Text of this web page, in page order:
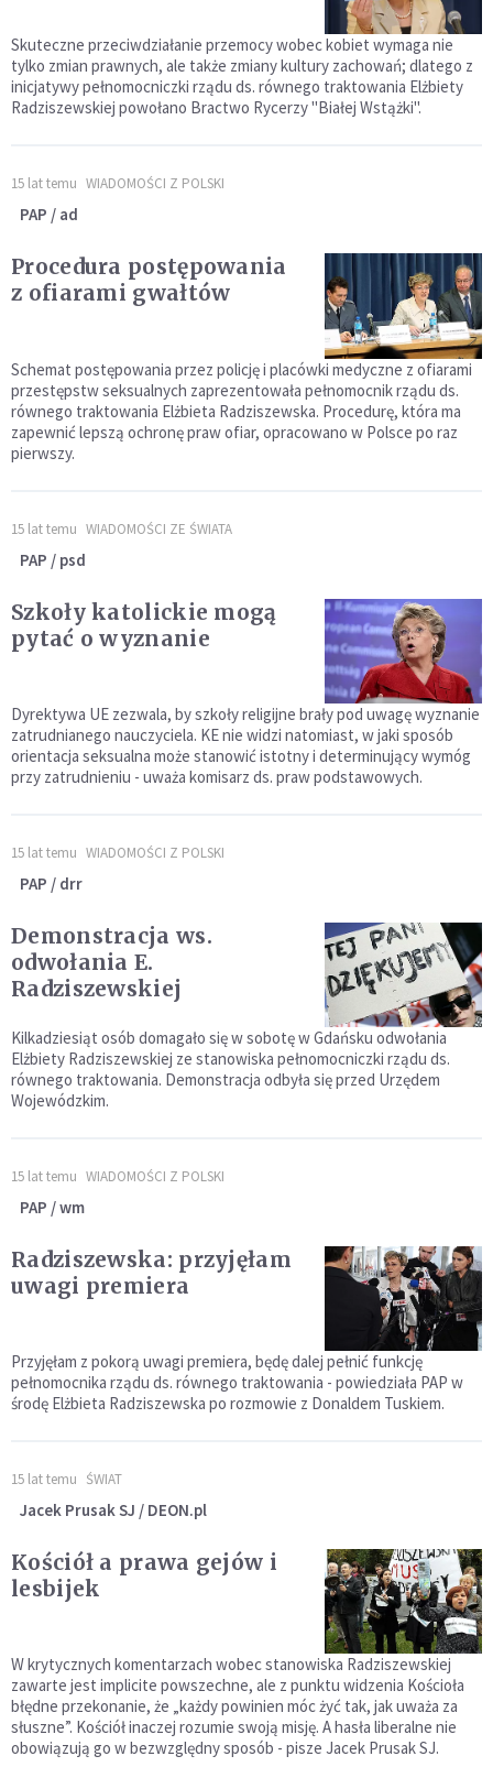
Skuteczne przeciwdziałanie przemocy wobec kobiet wymaga nie
tylko zmian prawnych, ale także zmiany kultury zachowań; dlatego z
inicjatywy pełnomocniczki rządu ds. równego traktowania Elżbiety
Radziszewskiej powołano Bractwo Rycerzy "Białej Wstążki".
15 lat temu WIADOMOŚCI Z POLSKI
PAP / ad
Procedura postępowania
z ofiarami gwałtów
Schemat postępowania przez policję i placówki medyczne z ofiarami
przestępstw seksualnych zaprezentowała pełnomocnik rządu ds.
równego traktowania Elżbieta Radziszewska. Procedurę, która ma
zapewnić lepszą ochronę praw ofiar, opracowano w Polsce po raz
pierwszy.
15 lat temu WIADOMOŚCI ZE ŚWIATA
PAP / psd
Szkoły katolickie mogą
pytać o wyznanie
Dyrektywa UE zezwala, by szkoły religijne brały pod uwagę wyznanie
zatrudnianego nauczyciela. KE nie widzi natomiast, w jaki sposób
orientacja seksualna może stanowić istotny i determinujący wymóg
przy zatrudnieniu - uważa komisarz ds. praw podstawowych.
15 lat temu WIADOMOŚCI Z POLSKI
PAP / drr
Demonstracja ws.
odwołania E.
Radziszewskiej
Kilkadziesiąt osób domagało się w sobotę w Gdańsku odwołania
Elżbiety Radziszewskiej ze stanowiska pełnomocniczki rządu ds.
równego traktowania. Demonstracja odbyła się przed Urzędem
Wojewódzkim.
15 lat temu WIADOMOŚCI Z POLSKI
PAP / wm
Radziszewska: przyjęłam
uwagi premiera
Przyjęłam z pokorą uwagi premiera, będę dalej pełnić funkcję
pełnomocnika rządu ds. równego traktowania - powiedziała PAP w
środę Elżbieta Radziszewska po rozmowie z Donaldem Tuskiem.
15 lat temu ŚWIAT
Jacek Prusak SJ / DEON.pl
Kościół a prawa gejów i
lesbijek
W krytycznych komentarzach wobec stanowiska Radziszewskiej
zawarte jest implicite powszechne, ale z punktu widzenia Kościoła
błędne przekonanie, że „każdy powinien móc żyć tak, jak uważa za
słuszne”. Kościół inaczej rozumie swoją misję. A hasła liberalne nie
obowiązują go w bezwzględny sposób - pisze Jacek Prusak SJ.